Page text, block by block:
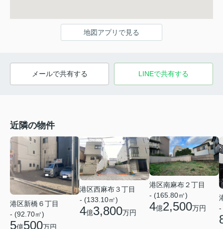
地図アプリで見る
メールで共有する LINEで共有する
近隣の物件
港区新橋６丁目
- (92.70㎡)
5億500万円
港区西麻布３丁目
- (133.10㎡)
4億3,800万円
港区南麻布２丁目
- (165.80㎡)
4億2,500万円
-